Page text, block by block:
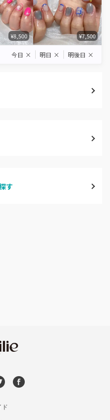
¥8,500 ¥7,500
今日 × 明日 × 明後日 ×
す
ド